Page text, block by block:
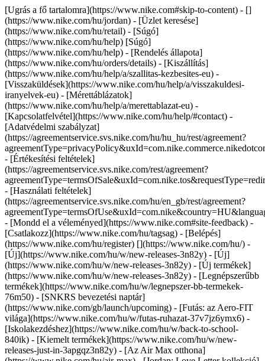
[Ugrás a fő tartalomra](https://www.nike.com#skip-to-content) - []
(https://www.nike.com/hu/jordan) - [Üzlet keresése]
(https://www.nike.com/hu/retail) - [Súgó]
(https://www.nike.com/hu/help) [Súgó]
(https://www.nike.com/hu/help) - [Rendelés állapota]
(https://www.nike.com/hu/orders/details) - [Kiszállítás]
(https://www.nike.com/hu/help/a/szallitas-kezbesites-eu) -
[Visszaküldések](https://www.nike.com/hu/help/a/visszakuldesi-
iranyelvek-eu) - [Mérettáblázatok]
(https://www.nike.com/hu/help/a/merettablazat-eu) -
[Kapcsolatfelvétel](https://www.nike.com/hu/help/#contact) -
[Adatvédelmi szabályzat]
(https://agreementservice.svs.nike.com/hu/hu_hu/rest/agreement?
- [Értékesítési feltételek]
(https://agreementservice.svs.nike.com/rest/agreement?
- [Használati feltételek]
(https://agreementservice.svs.nike.com/hu/en_gb/rest/agreement?
- [Mondd el a véleményed](https://www.nike.com#site-feedback) -
[Csatlakozz](https://www.nike.com/hu/tagsag) - [Belépés]
(https://www.nike.com/hu/register) [](https://www.nike.com/hu/) -
[Új](https://www.nike.com/hu/w/new-releases-3n82y) - [Új]
(https://www.nike.com/hu/w/new-releases-3n82y) - [Új termékek]
(https://www.nike.com/hu/w/new-releases-3n82y) - [Legnépszerűbb
termékek](https://www.nike.com/hu/w/legnepszer-bb-termekek-
76m50) - [SNKRS bevezetési naptár]
(https://www.nike.com/gb/launch/upcoming) - [Futás: az Aero-FIT
világa](https://www.nike.com/hu/w/futas-ruhazat-37v7jz6ymx6) -
[Iskolakezdéshez](https://www.nike.com/hu/w/back-to-school-
840ik) - [Kiemelt termékek](https://www.nike.com/hu/w/new-
releases-just-in-3apgqz3n82y) - [Az Air Max otthona]